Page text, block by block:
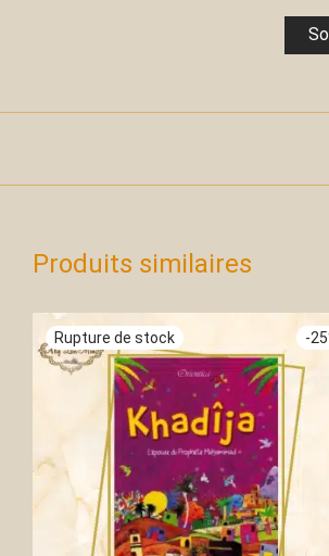
Produits similaires
-25